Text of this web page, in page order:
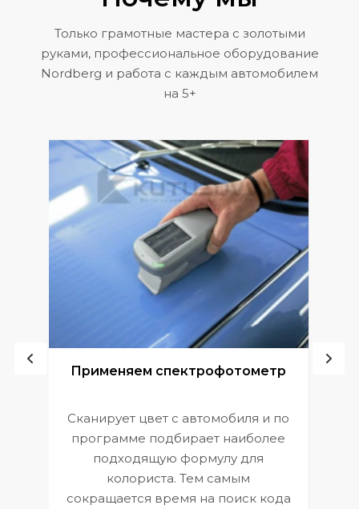
Только грамотные мастера с золотыми
руками, профессиональное оборудование
Nordberg и работа с каждым автомобилем
на 5+
Применяем спектрофотометр
Сканирует цвет с автомобиля и по
программе подбирает наиболее
подходящую формулу для
колориста. Тем самым
сокращается время на поиск кода